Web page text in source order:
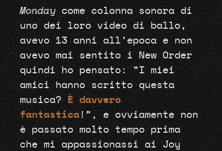
Mondaycome colonna sonora di
uno dei loro video di ballo,
avevo 13 anni all’epoca e non
avevo mai sentito i New Order
quindi ho pensato: “I miei
amici hanno scritto questa
musica?
È davvero
fantastica!”, e ovviamente non
è passato molto tempo prima
che mi appassionassi ai Joy